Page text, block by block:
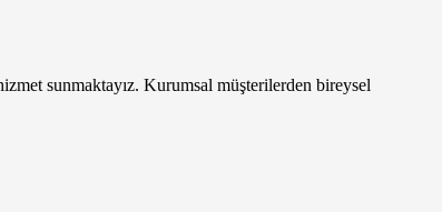
sunmaktayız. Kurumsal müşterilerden bireysel